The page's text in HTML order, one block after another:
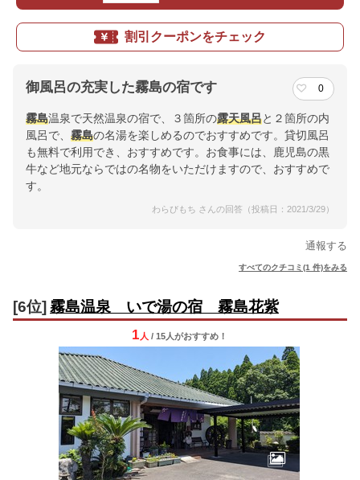
割引クーポンをチェック
御風呂の充実した霧島の宿です 0
霧島温泉で天然温泉の宿で、３箇所の露天風呂と２箇所の内
風呂で、 霧島の名湯を楽しめるのでおすすめです。貸切風呂
も無料で利用でき、おすすめです。お食事には、鹿児島の黒
牛など地元ならではの名物をいただけますので、おすすめで
す。
わらびもち さんの回答（投稿日：2021/3/29）
通報する
すべてのクチコミ(1 件)をみる
[6位] 霧島温泉 いで湯の宿 霧島花紫
1 人 / 15人がおすすめ！